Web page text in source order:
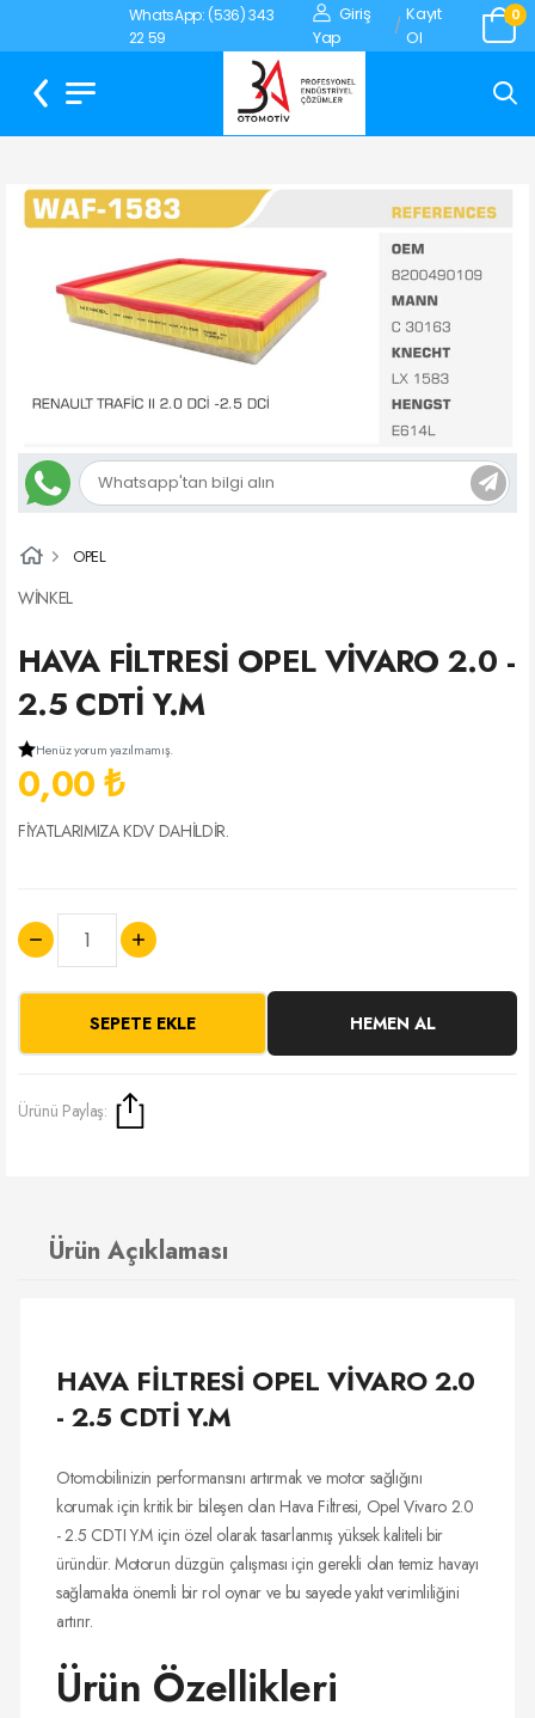
WhatsApp: (536) 343
22 59
Giriş
Yap
/
Kayıt
Ol
0
OPEL
WİNKEL
HAVA FİLTRESİ OPEL VİVARO 2.0 -
2.5 CDTİ Y.M
Henüz yorum yazılmamış.
0,00 ₺
FİYATLARIMIZA KDV DAHİLDİR.
SEPETE EKLE HEMEN AL
Ürünü Paylaş:
Ürün Açıklaması
HAVA FİLTRESİ OPEL VİVARO 2.0
- 2.5 CDTİ Y.M
Otomobilinizin performansını artırmak ve motor sağlığını
korumak için kritik bir bileşen olan Hava Filtresi, Opel Vivaro 2.0
- 2.5 CDTI Y.M için özel olarak tasarlanmış yüksek kaliteli bir
üründür. Motorun düzgün çalışması için gerekli olan temiz havayı
sağlamakta önemli bir rol oynar ve bu sayede yakıt verimliliğini
artırır.
Ürün Özellikleri